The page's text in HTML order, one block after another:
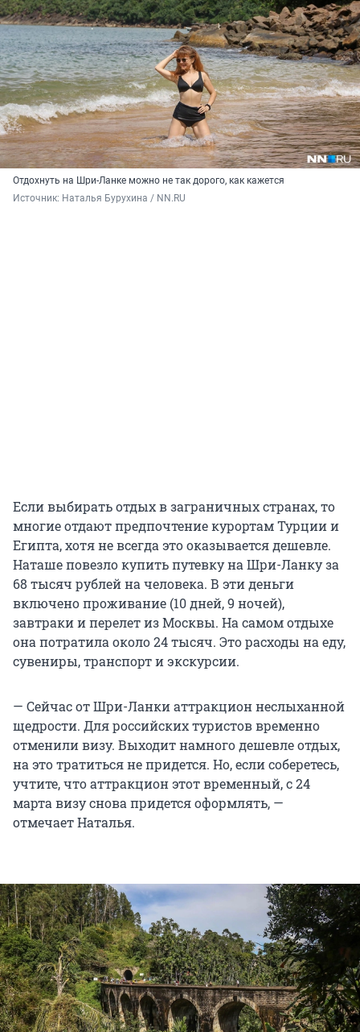
Отдохнуть на Шри-Ланке можно не так дорого, как кажется
Источник: Наталья Бурухина / NN.RU
Если выбирать отдых в заграничных странах, то
многие отдают предпочтение курортам Турции и
Египта, хотя не всегда это оказывается дешевле.
Наташе повезло купить путевку на Шри-Ланку за
68 тысяч рублей на человека. В эти деньги
включено проживание (10 дней, 9 ночей),
завтраки и перелет из Москвы. На самом отдыхе
она потратила около 24 тысяч. Это расходы на еду,
сувениры, транспорт и экскурсии.
— Сейчас от Шри-Ланки аттракцион неслыханной
щедрости. Для российских туристов временно
отменили визу. Выходит намного дешевле отдых,
на это тратиться не придется. Но, если соберетесь,
учтите, что аттракцион этот временный, с 24
марта визу снова придется оформлять, —
отмечает Наталья.